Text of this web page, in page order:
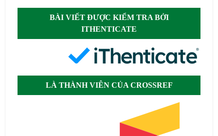
BÀI VIẾT ĐƯỢC KIỂM TRA BỞI
ITHENTICATE
LÀ THÀNH VIÊN CỦA CROSSREF